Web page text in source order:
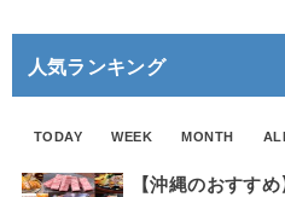
人気ランキング
TODAY WEEK MONTH
【沖縄のおすす